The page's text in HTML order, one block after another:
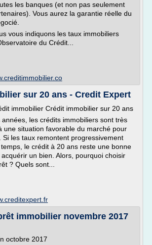
les banques (et non pas seulement
Vous aurez la garantie réelle du
vous indiquons les taux immobiliers
du Crédit...
sur 20 ans - Credit Expert
immobilier Crédit immobilier sur 20 ans
les crédits immobiliers sont très
une situation favorable du marché pour
Si les taux remontent progressivement
le crédit à 20 ans reste une bonne
un bien. Alors, pourquoi choisir
? Quels sont...
immobilier novembre 2017
octobre 2017